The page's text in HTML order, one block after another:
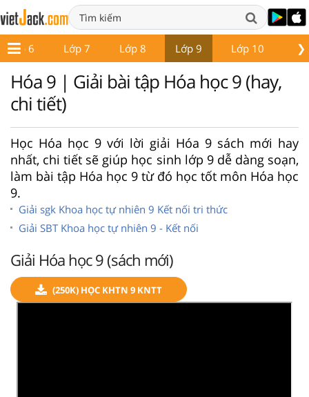
❯
Lớp 6 Lớp 7 Lớp 8 Lớp 9 Lớp 10
Hóa 9 | Giải bài tập Hóa học 9 (hay,
chi tiết)
Học Hóa học 9 với lời giải Hóa 9 sách mới hay
nhất, chi tiết sẽ giúp học sinh lớp 9 dễ dàng soạn,
làm bài tập Hóa học 9 từ đó học tốt môn Hóa học
9.
Giải sgk Khoa học tự nhiên 9 Kết nối tri thức
Giải SBT Khoa học tự nhiên 9 - Kết nối
Giải Hóa học 9 (sách mới)
(250K) HỌC KHTN 9 KNTT